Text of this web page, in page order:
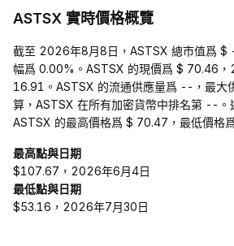
ASTSX 實時價格概覽
截至 2026年8月8日，ASTSX 總市值爲
幅爲 0.00%。ASTSX 的現價爲 $ 70.46，
16.91。ASTSX 的流通供應量爲 --，最大
算，ASTSX 在所有加密貨幣中排名第 --。
ASTSX 的最高價格爲 $ 70.47，最低價格
最高點與日期
$107.67，2026年6月4日
最低點與日期
$53.16，2026年7月30日